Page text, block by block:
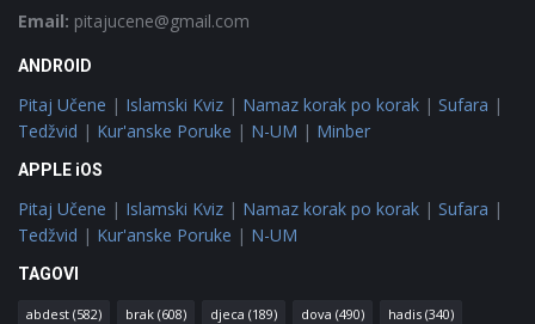
Email: pitajucene@gmail.com
ANDROID
Pitaj Učene | Islamski Kviz | Namaz korak po korak | Sufara |
Tedžvid | Kur'anske Poruke | N-UM | Minber
APPLE iOS
Pitaj Učene | Islamski Kviz | Namaz korak po korak | Sufara |
Tedžvid | Kur'anske Poruke | N-UM
TAGOVI
abdest (582) brak (608) djeca (189) dova (490) hadis (340)